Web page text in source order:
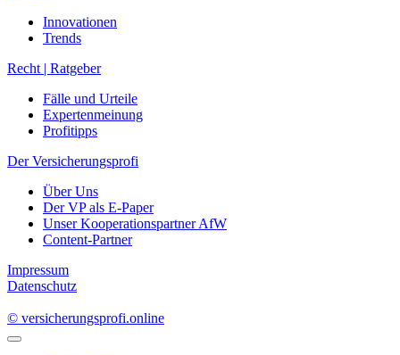
Innovationen
Trends
Recht | Ratgeber
Fälle und Urteile
Expertenmeinung
Profitipps
Der Versicherungsprofi
Über Uns
Der VP als E-Paper
Unser Kooperationspartner AfW
Content-Partner
Impressum
Datenschutz
© versicherungsprofi.online